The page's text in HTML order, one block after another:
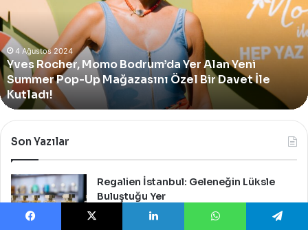
Bodrum’da
Yer
Alan
Yeni
Summer
Pop-
Up
Mağazasını
Özel
Bir
Kutladı!
4 Ağustos 2024
Yves Rocher, Momo Bodrum’da Yer Alan Yeni
Summer Pop-Up Mağazasını Özel Bir Davet İle
Kutladı!
Son Yazılar
Regalien İstanbul: Geleneğin Lüksle
Buluştuğu Yer
20 Ocak 2025